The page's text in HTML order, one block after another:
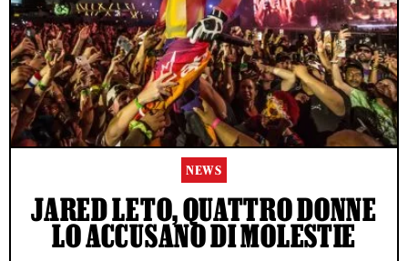
NEWS
JARED LETO, QUATTRO DONNE
LO ACCUSANO DI MOLESTIE